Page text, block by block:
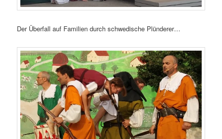
Der Überfall auf Familien durch schwedische Plünderer…